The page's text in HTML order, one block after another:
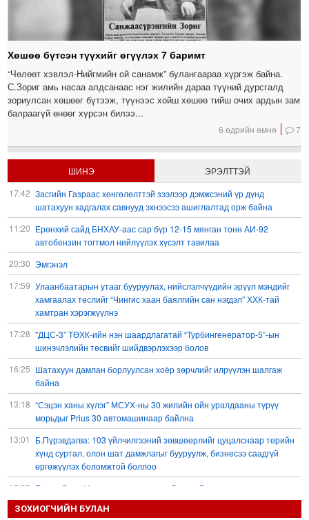
Хөшөө бүтсэн түүхийг өгүүлэх 7 баримт
“Чөлөөт хэвлэл-Нийгмийн ой санамж” булангаараа хүргэж байна.
С.Зориг амь насаа алдсанаас нэг жилийн дараа түүний дурсгалд
зориулсан хөшөөг бүтээж, түүнээс хойш хөшөө тийш очих ардын зам
балраагүй өнөөг хүрсэн билээ...
6 өдрийн өмнө 7
ШИНЭ
ЭРЭЛТТЭЙ
17:42 Засгийн Газраас хөнгөлөлттэй зээлээр дэмжсэний үр дүнд
шатахуун хадгалах савнууд эхнээсээ ашиглалтад орж байна
11:20 Ерөнхий сайд БНХАУ-аас сар бүр 12-15 мянган тонн АИ-92
автобензин тогтмол нийлүүлэх хүсэлт тавилаа
20:30 Эмгэнэл
17:59 Улаанбаатарын утааг бууруулах, нийслэлчүүдийн эрүүл мэндийг
хамгаалах төслийг “Чингис хаан баялгийн сан нэгдэл” ХХК-тай
хамтран хэрэгжүүлнэ
17:28 "ДЦС-3” ТӨХК-ийн нэн шаардлагатай “Турбингенератор-5”-ын
шинэчлэлийн төсвийг шийдвэрлэхээр болов
16:25 Шатахуун дамлан борлуулсан хоёр зөрчлийг илрүүлэн шалгаж
байна
13:18 “Сэцэн ханы хүлэг” МСУХ-ны 30 жилийн ойн уралдааны түрүү
морьдыг Prius 30 автомашинаар байлна
13:01
Б.Пүрэвдагва: 103 үйлчилгээний зөвшөөрлийг цуцалснаар төрийн
хүнд суртал, олон шат дамжлагыг бууруулж, бизнесээ саадгүй
өргөжүүлэх боломжтой боллоо
12:38 Европ Орос-Украины мөргөлдөөнийг энхийн замаар
шийдвэрлэхийг хүсвэл зэвсэг нийлүүлэхээ зогсоох ёстой гэжээ
ЗОХИОГЧИЙН БУЛАН